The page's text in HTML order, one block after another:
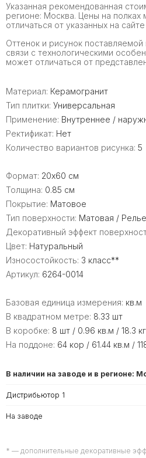
Указанная рекомендованная
регионе: Москва. Цены на полках
отличаться от указанных на сайте
Оттенок и рисунок поставляемой
связи с технологическими
может отличаться от
Материал: Керамогранит
Тип плитки: Универсальная
Применение: Внутреннее /
Ректификат: Нет
Количество вариантов рисунка: 5
Формат: 20x60 см
Толщина: 0.85 см
Покрытие: Матовое
Тип поверхности: Матовая /
Декоративный эффект
Цвет: Натуральный
Износостойкость: 3 класс**
Артикул: 6264-0014
Базовая единица измерения: кв.м
В квадратном метре: 8.33 шт
В коробке: 8 шт / 0.96 кв.м / 18.3 кг
На поддоне: 64 кор / 61.44 кв.м /
В наличии на заводе и в регионе:
Дистрибьютор 1
На заводе
* — дополнительные декоративные